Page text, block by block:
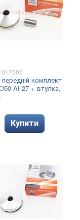
передній комплект
AF27 + втулка,
Купити